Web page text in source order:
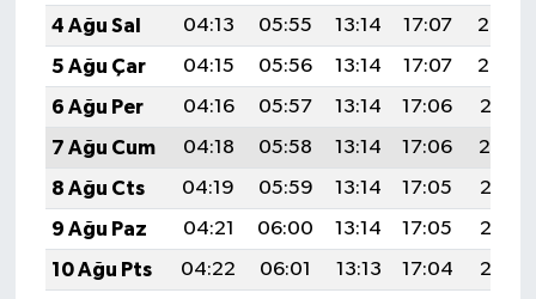
4 Ağu Sal
04:13 05:55 13:14 17:07
20:23
5 Ağu Çar
04:15 05:56 13:14 17:07
20:22
6 Ağu Per
04:16 05:57 13:14 17:06
20:21
7 Ağu Cum
04:18 05:58 13:14 17:06
20:19
8 Ağu Cts
04:19 05:59 13:14 17:05
20:18
9 Ağu Paz
04:21 06:00 13:14 17:05
20:17
10 Ağu Pts
04:22 06:01 13:13 17:04
20:16